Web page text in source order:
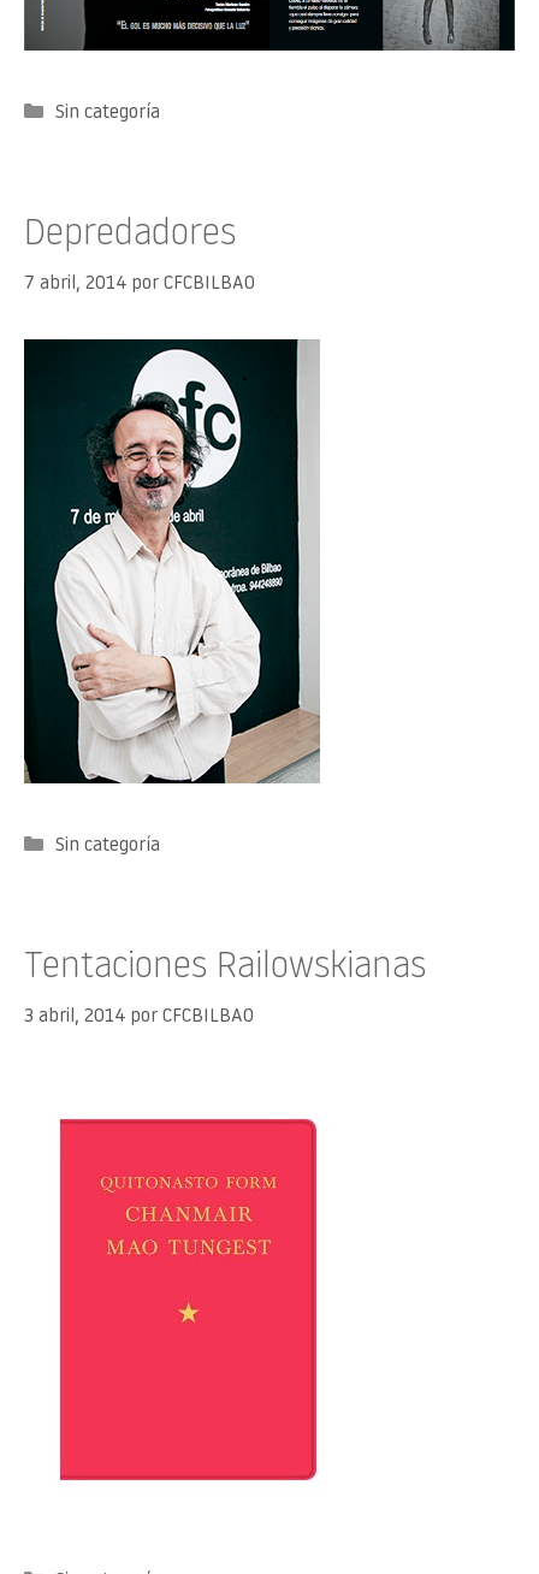
Categorías
Sin categoría
Depredadores
7 abril, 2014 por CFCBILBAO
Categorías
Sin categoría
Tentaciones Railowskianas
3 abril, 2014 por CFCBILBAO